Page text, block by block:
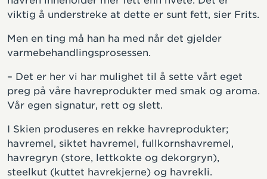
viktig å understreke at dette er sunt fett, sier Frits.
Men en ting må han ha med når det gjelder
varmebehandlingsprosessen.
– Det er her vi har mulighet til å sette vårt eget
preg på våre havreprodukter med smak og aroma.
Vår egen signatur, rett og slett.
I Skien produseres en rekke havreprodukter;
havremel, siktet havremel, fullkornshavremel,
havregryn (store, lettkokte og dekorgryn),
steelkut (kuttet havrekjerne) og havrekli.